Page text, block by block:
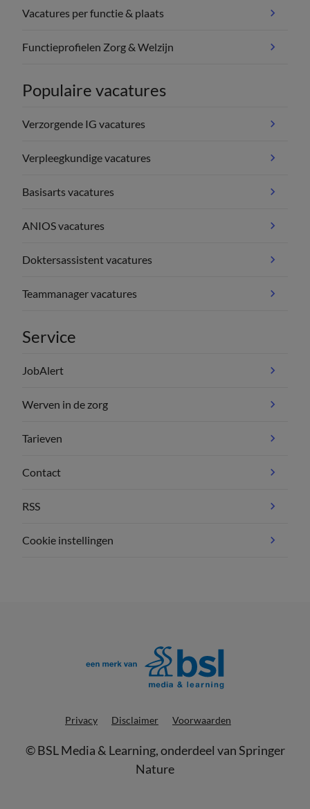
Vacatures per functie & plaats
Functieprofielen Zorg & Welzijn
Populaire vacatures
Verzorgende IG vacatures
Verpleegkundige vacatures
Basisarts vacatures
ANIOS vacatures
Doktersassistent vacatures
Teammanager vacatures
Service
JobAlert
Werven in de zorg
Tarieven
Contact
RSS
Cookie instellingen
Privacy Disclaimer Voorwaarden
©BSL Media & Learning, onderdeel vanSpringer
Nature